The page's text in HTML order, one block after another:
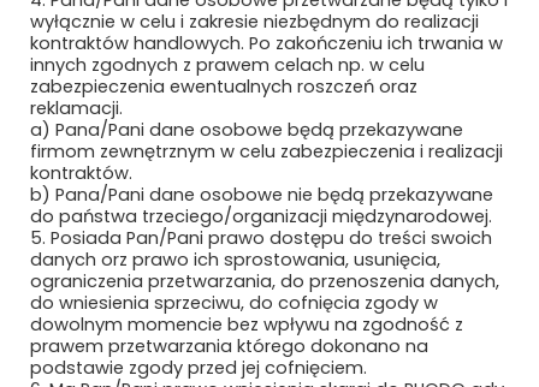
Newsletter
Subskrybuj, aby być na bieżąco
Bezpieczne płatności
wyłącznie w celu i zakresie niezbędnym do realizacji
kontraktów handlowych. Po zakończeniu ich trwania w
innych zgodnych z prawem celach np. w celu
zabezpieczenia ewentualnych roszczeń oraz
reklamacji.
a) Pana/Pani dane osobowe będą przekazywane
firmom zewnętrznym w celu zabezpieczenia i realizacji
kontraktów.
b) Pana/Pani dane osobowe nie będą przekazywane
do państwa trzeciego/organizacji międzynarodowej.
5. Posiada Pan/Pani prawo dostępu do treści swoich
danych orz prawo ich sprostowania, usunięcia,
ograniczenia przetwarzania, do przenoszenia danych,
do wniesienia sprzeciwu, do cofnięcia zgody w
dowolnym momencie bez wpływu na zgodność z
prawem przetwarzania którego dokonano na
podstawie zgody przed jej cofnięciem.